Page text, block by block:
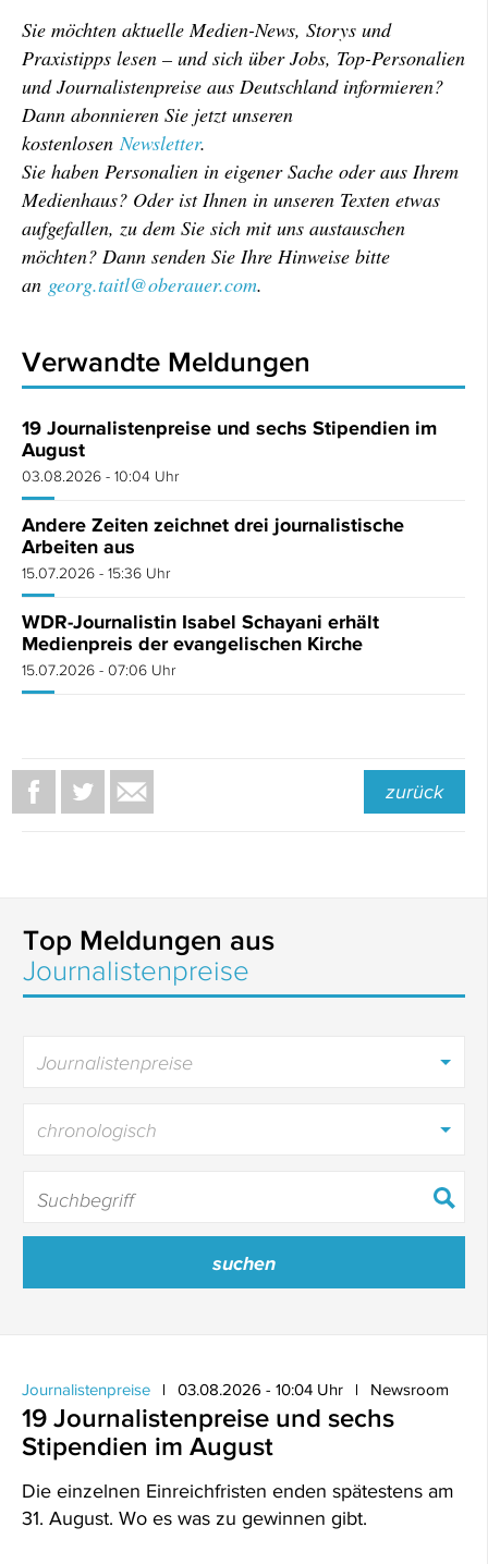
Sie möchten aktuelle Medien-News, Storys und
Praxistipps lesen – und sich über Jobs, Top-Personalien
und Journalistenpreise aus Deutschland informieren?
Dann abonnieren Sie jetzt unseren
kostenlosenNewsletter.
Sie haben Personalien in eigener Sache oder aus Ihrem
Medienhaus? Oder ist Ihnen in unseren Texten etwas
aufgefallen, zu dem Sie sich mit uns austauschen
möchten? Dann senden Sie Ihre Hinweise bitte
an georg.taitl@oberauer.com.
Verwandte Meldungen
19 Journalistenpreise und sechs Stipendien im
August
03.08.2026 - 10:04 Uhr
Andere Zeiten zeichnet drei journalistische
Arbeiten aus
15.07.2026 - 15:36 Uhr
WDR-Journalistin Isabel Schayani erhält
Medienpreis der evangelischen Kirche
15.07.2026 - 07:06 Uhr
zurück
Top Meldungen aus
Journalistenpreise
Journalistenpreise
chronologisch
Journalistenpreise 03.08.2026 - 10:04 Uhr Newsroom
19 Journalistenpreise und sechs
Stipendien im August
Die einzelnen Einreichfristen enden spätestens am
31. August. Wo es was zu gewinnen gibt.